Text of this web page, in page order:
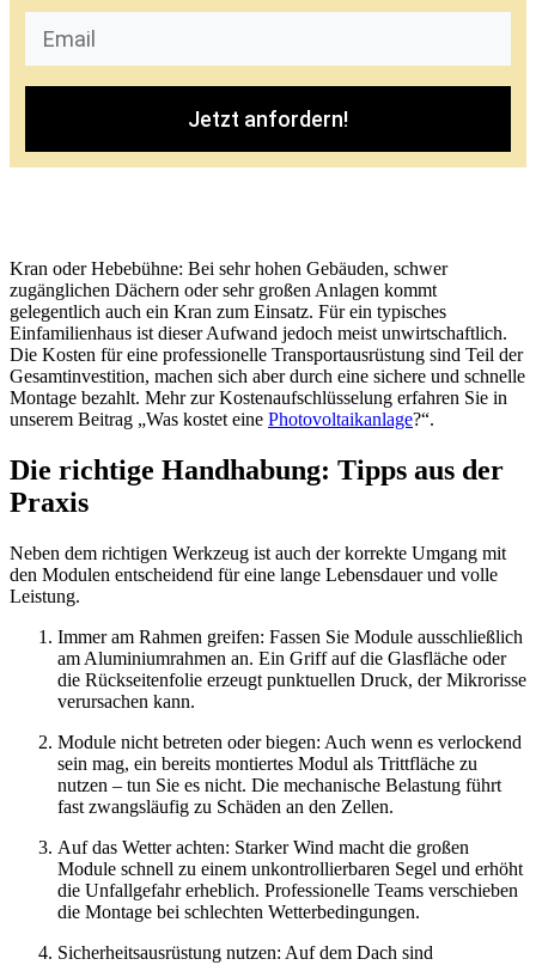
Jetzt anfordern!
Kran oder Hebebühne: Bei sehr hohen Gebäuden, schwer
zugänglichen Dächern oder sehr großen Anlagen kommt
gelegentlich auch ein Kran zum Einsatz. Für ein typisches
Einfamilienhaus ist dieser Aufwand jedoch meist unwirtschaftlich.
Die Kosten für eine professionelle Transportausrüstung sind Teil der
Gesamtinvestition, machen sich aber durch eine sichere und schnelle
Montage bezahlt. Mehr zur Kostenaufschlüsselung erfahren Sie in
unserem Beitrag „Was kostet eine Photovoltaikanlage?“.
Die richtige Handhabung: Tipps aus der
Praxis
Neben dem richtigen Werkzeug ist auch der korrekte Umgang mit
den Modulen entscheidend für eine lange Lebensdauer und volle
Leistung.
Immer am Rahmen greifen: Fassen Sie Module ausschließlich
am Aluminiumrahmen an. Ein Griff auf die Glasfläche oder
die Rückseitenfolie erzeugt punktuellen Druck, der Mikrorisse
verursachen kann.
Module nicht betreten oder biegen: Auch wenn es verlockend
sein mag, ein bereits montiertes Modul als Trittfläche zu
nutzen – tun Sie es nicht. Die mechanische Belastung führt
fast zwangsläufig zu Schäden an den Zellen.
Auf das Wetter achten: Starker Wind macht die großen
Module schnell zu einem unkontrollierbaren Segel und erhöht
die Unfallgefahr erheblich. Professionelle Teams verschieben
die Montage bei schlechten Wetterbedingungen.
Sicherheitsausrüstung nutzen: Auf dem Dach sind